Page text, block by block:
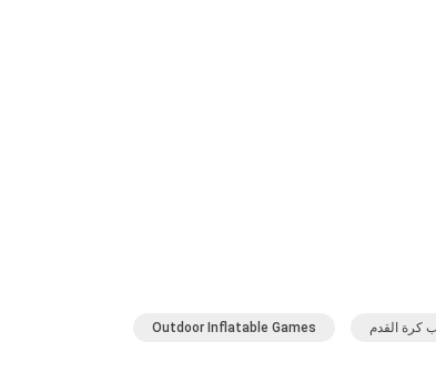
كرة القدم
Outdoor Inflatable Games